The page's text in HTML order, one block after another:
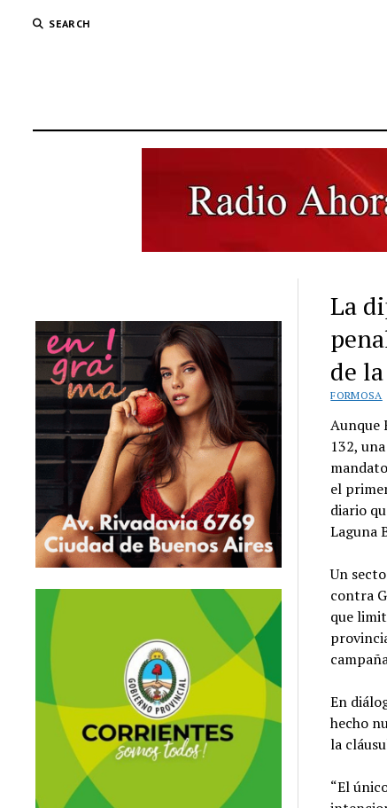
SEARCH
La
de
FORMOSA
Aunque
132,
el
diario
Laguna
Un
contra
que
En
hecho
la
“El